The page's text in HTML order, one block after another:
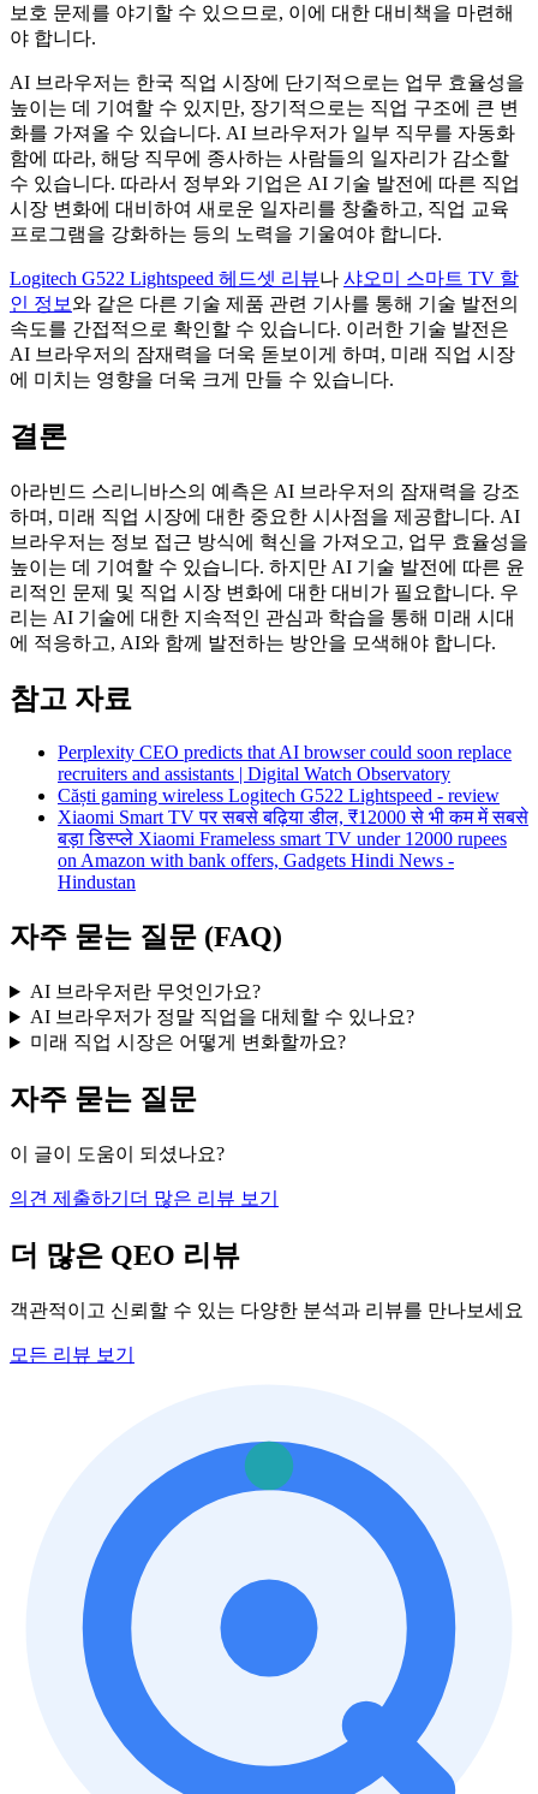
보호 문제를 야기할 수 있으므로, 이에 대한 대비책을 마련해
야 합니다.
AI 브라우저는 한국 직업 시장에 단기적으로는 업무 효율성을
높이는 데 기여할 수 있지만, 장기적으로는 직업 구조에 큰 변
화를 가져올 수 있습니다. AI 브라우저가 일부 직무를 자동화
함에 따라, 해당 직무에 종사하는 사람들의 일자리가 감소할
수 있습니다. 따라서 정부와 기업은 AI 기술 발전에 따른 직업
시장 변화에 대비하여 새로운 일자리를 창출하고, 직업 교육
프로그램을 강화하는 등의 노력을 기울여야 합니다.
Logitech G522 Lightspeed 헤드셋 리뷰나 샤오미 스마트 TV 할
인 정보와 같은 다른 기술 제품 관련 기사를 통해 기술 발전의
속도를 간접적으로 확인할 수 있습니다. 이러한 기술 발전은
AI 브라우저의 잠재력을 더욱 돋보이게 하며, 미래 직업 시장
에 미치는 영향을 더욱 크게 만들 수 있습니다.
결론
아라빈드 스리니바스의 예측은 AI 브라우저의 잠재력을 강조
하며, 미래 직업 시장에 대한 중요한 시사점을 제공합니다. AI
브라우저는 정보 접근 방식에 혁신을 가져오고, 업무 효율성을
높이는 데 기여할 수 있습니다. 하지만 AI 기술 발전에 따른 윤
리적인 문제 및 직업 시장 변화에 대한 대비가 필요합니다. 우
리는 AI 기술에 대한 지속적인 관심과 학습을 통해 미래 시대
에 적응하고, AI와 함께 발전하는 방안을 모색해야 합니다.
참고 자료
Perplexity CEO predicts that AI browser could soon replace
recruiters and assistants | Digital Watch Observatory
Căști gaming wireless Logitech G522 Lightspeed - review
Xiaomi Smart TV पर सबसे बढ़िया डील, ₹12000 से भी कम में सबसे
बड़ा डिस्प्ले Xiaomi Frameless smart TV under 12000 rupees
on Amazon with bank offers, Gadgets Hindi News -
Hindustan
자주 묻는 질문 (FAQ)
AI 브라우저란 무엇인가요?
AI 브라우저가 정말 직업을 대체할 수 있나요?
미래 직업 시장은 어떻게 변화할까요?
자주 묻는 질문
이 글이 도움이 되셨나요?
의견 제출하기 더 많은 리뷰 보기
더 많은 QEO 리뷰
객관적이고 신뢰할 수 있는 다양한 분석과 리뷰를 만나보세요
모든 리뷰 보기